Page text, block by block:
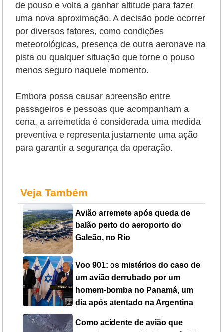
de pouso e volta a ganhar altitude para fazer
uma nova aproximação. A decisão pode ocorrer
por diversos fatores, como condições
meteorológicas, presença de outra aeronave na
pista ou qualquer situação que torne o pouso
menos seguro naquele momento.
Embora possa causar apreensão entre
passageiros e pessoas que acompanham a
cena, a arremetida é considerada uma medida
preventiva e representa justamente uma ação
para garantir a segurança da operação.
Veja Também
Avião arremete após queda de
balão perto do aeroporto do
Galeão, no Rio
Voo 901: os mistérios do caso de
um avião derrubado por um
homem-bomba no Panamá, um
dia após atentado na Argentina
Como acidente de avião que